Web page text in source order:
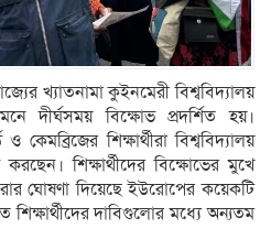
খ্যাতনামা কুইনমেরী বিশ্ববিদ্যালয়
দীর্ঘসময় বিক্ষোভ প্রদর্শিত হয়।
শিক্ষার্থীরা বিশ্ববিদ্যালয়
শিক্ষার্থীদের বিক্ষোভের মুখে
ঘোষণা দিয়েছে ইউরোপের কয়েকটি
শিক্ষার্থীদের দাবিগুলোর মধ্যে অন্যতম